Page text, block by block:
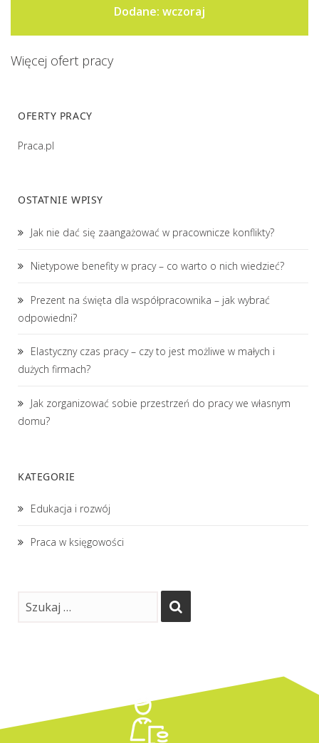
Dodane: wczoraj
Więcej ofert pracy
OFERTY PRACY
Praca.pl
OSTATNIE WPISY
Jak nie dać się zaangażować w pracownicze konflikty?
Nietypowe benefity w pracy – co warto o nich wiedzieć?
Prezent na święta dla współpracownika – jak wybrać
odpowiedni?
Elastyczny czas pracy – czy to jest możliwe w małych i
dużych firmach?
Jak zorganizować sobie przestrzeń do pracy we własnym
domu?
KATEGORIE
Edukacja i rozwój
Praca w księgowości